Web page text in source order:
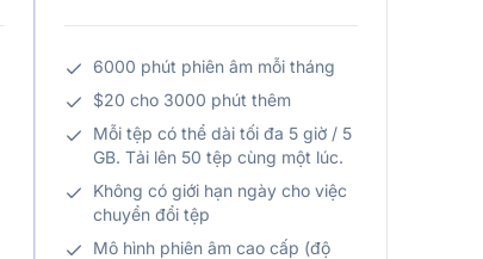
6000 phút phiên âm mỗi tháng
$20 cho 3000 phút thêm
Mỗi tệp có thể dài tối đa 5 giờ / 5
GB. Tải lên 50 tệp cùng một lúc.
Không có giới hạn ngày cho việc
chuyển đổi tệp
Mô hình phiên âm cao cấp (độ